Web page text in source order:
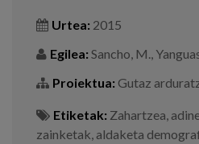
Urtea: 2015
Egilea: Sancho, M.,
Proiektua: Gutaz
Etiketak: Zahartzea
zainketak aldaketa